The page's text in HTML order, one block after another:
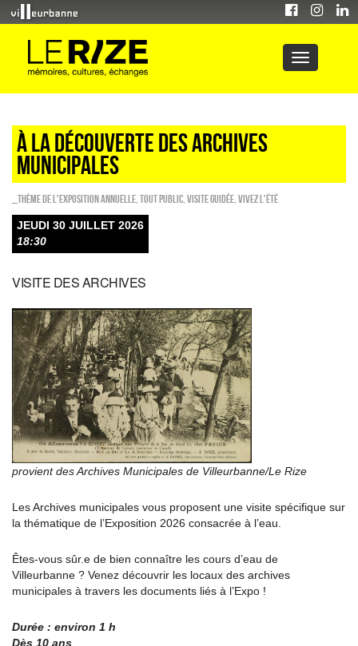
À LA DÉCOUVERTE DES ARCHIVES
MUNICIPALES
_Thème de l'exposition annuelle Tout public Visite guidée Vivez l'été
JEUDI 30 JUILLET 2026
18:30
VISITE DES ARCHIVES
provient des Archives Municipales de Villeurbanne/Le Rize
Les Archives municipales vous proposent une visite spécifique sur
la thématique de l’Exposition 2026 consacrée à l’eau.
Êtes-vous sûr.e de bien connaître les cours d’eau de
Villeurbanne ? Venez découvrir les locaux des archives
municipales à travers les documents liés à l’Expo !
Durée : environ 1 h
Dès 10 ans